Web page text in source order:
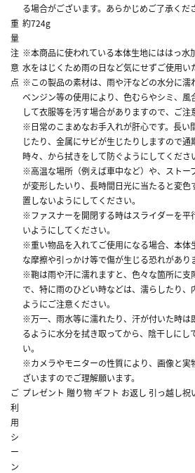
る場合がございます。あらかじめご了承くだ
重
量
約724g
注
意
点
※本商品に使われている本体生地にははっ水
水をはじくため雨の日など気にせずご使用い
※この製品の素材は、雨や汗などの水分に濡
ベンジン等の使用により、色むらやシミ、風
して衣服等を汚す場合がありますので、ご注
※日常のこまめなお手入れが肝心です。長い
じたり、金属にサビが生じたりしますので通
時々、から拭きをして防ぐようにしてくださ
※高温な場所（例えば車中など）や、ストー
が変形したいり、長時間日光に当たると変
置しないようにしてください。
※ファスナーを開閉する時はスライダーを平
いようにしてください。
※重い物品を入れてご使用になる場合、本体
な摩擦や引っかけ等で傷が生じる恐れがあり
※鞄は雨や汗に濡れますと、色々な箇所に支
で、特に雨のひどい時などは、濡らしたり
ようにご注意ください。
※万一、雨水等に濡れたり、汗が付いた時は
るように水分を拭き取ってから、陰干しにし
い。
※カメラやモニターの性質により、画像と実
ざいますのでご理解願います。
ご
利
用
シ
ー
ン
プレゼント 贈り物 ギフト お返し 引っ越し祝